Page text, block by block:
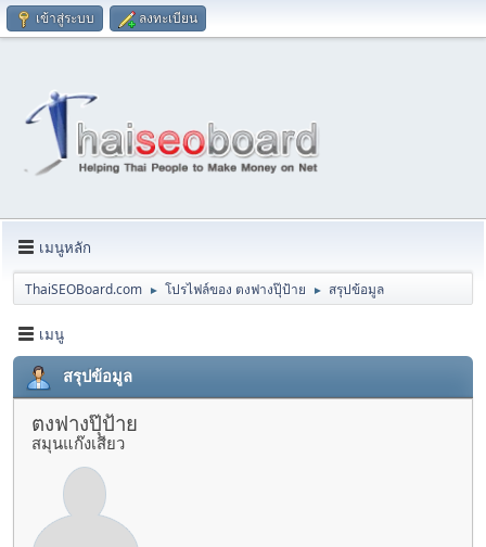
เข้าสู่ระบบ ลงทะเบียน
เมนูหลัก
ThaiSEOBoard.com ► โปรไฟล์ของ ตงฟางปุ๊ป้าย ► สรุปข้อมูล
เมนู
สรุปข้อมูล
ตงฟางปุ๊ป้าย
สมุนแก๊งเสียว